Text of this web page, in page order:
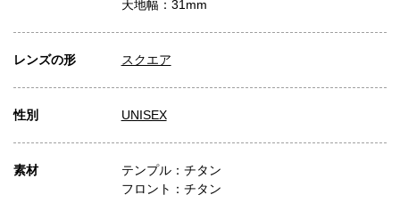
天地幅：31mm
レンズの形 スクエア
性別 UNISEX
素材
テンプル：チタン
フロント：チタン